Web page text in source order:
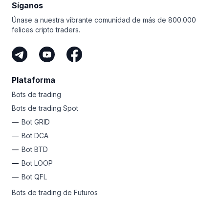
Síganos
Únase a nuestra vibrante comunidad de más de 800.000
felices cripto traders.
Plataforma
Bots de trading
Bots de trading Spot
Bot GRID
Bot DCA
Bot BTD
Bot LOOP
Bot QFL
Bots de trading de Futuros